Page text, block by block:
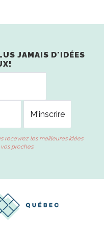
JAMAIS D'IDÉES
recevrez les meilleures idées
proches.